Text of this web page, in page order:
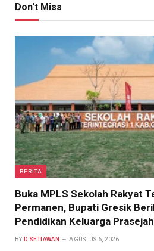
Don't Miss
BERITA
Buka MPLS Sekolah Rakyat
Permanen, Bupati Gresik
Pendidikan Keluarga
BY D SETIAWAN AGUSTUS 6, 2026